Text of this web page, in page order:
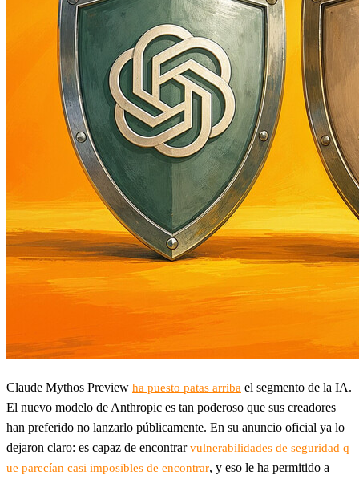
Claude Mythos Preview ha puesto patas arriba el segmento de la IA.
El nuevo modelo de Anthropic es tan poderoso que sus creadores
han preferido no lanzarlo públicamente. En su anuncio oficial ya lo
dejaron claro: es capaz de encontrarvulnerabilidades de seguridad q
ue parecían casi imposibles de encontrar, y eso le ha permitido a